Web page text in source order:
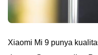
Xiaomi Mi 9 punya